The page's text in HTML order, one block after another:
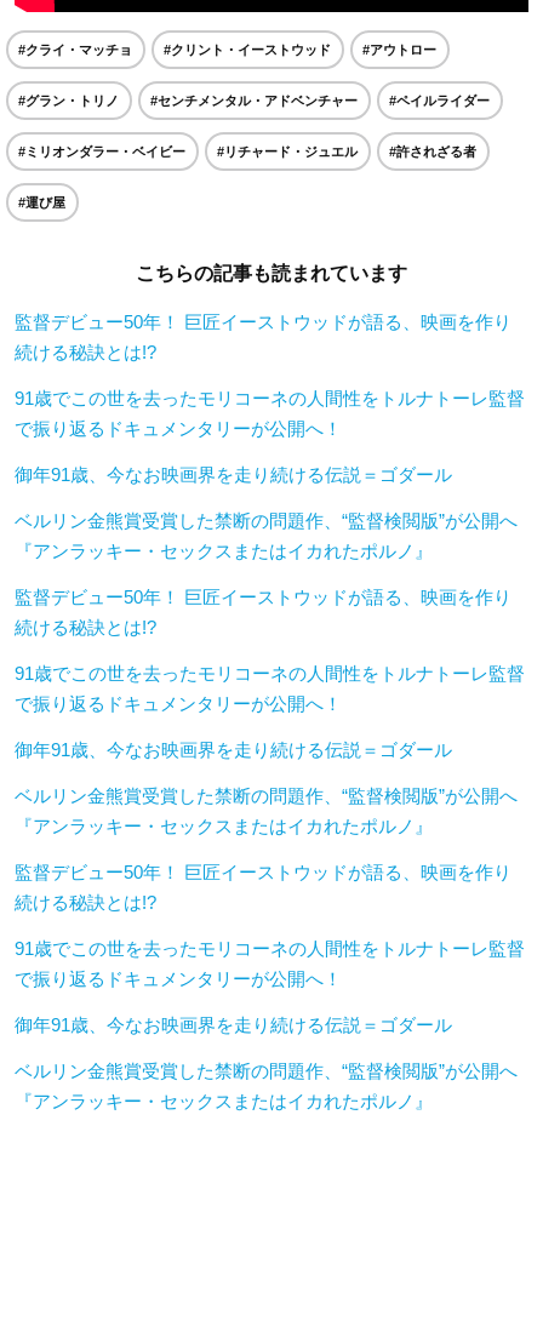
#クライ・マッチョ #クリント・イーストウッド #アウトロー
#グラン・トリノ #センチメンタル・アドベンチャー #ペイルライダー
#ミリオンダラー・ベイビー #リチャード・ジュエル #許されざる者
#運び屋
こちらの記事も読まれています
監督デビュー50年！ 巨匠イーストウッドが語る、映画を作り
続ける秘訣とは!?
91歳でこの世を去ったモリコーネの人間性をトルナトーレ監督
で振り返るドキュメンタリーが公開へ！
御年91歳、今なお映画界を走り続ける伝説＝ゴダール
ベルリン金熊賞受賞した禁断の問題作、“監督検閲版”が公開へ
『アンラッキー・セックスまたはイカれたポルノ』
監督デビュー50年！ 巨匠イーストウッドが語る、映画を作り
続ける秘訣とは!?
91歳でこの世を去ったモリコーネの人間性をトルナトーレ監督
で振り返るドキュメンタリーが公開へ！
御年91歳、今なお映画界を走り続ける伝説＝ゴダール
ベルリン金熊賞受賞した禁断の問題作、“監督検閲版”が公開へ
『アンラッキー・セックスまたはイカれたポルノ』
監督デビュー50年！ 巨匠イーストウッドが語る、映画を作り
続ける秘訣とは!?
91歳でこの世を去ったモリコーネの人間性をトルナトーレ監督
で振り返るドキュメンタリーが公開へ！
御年91歳、今なお映画界を走り続ける伝説＝ゴダール
ベルリン金熊賞受賞した禁断の問題作、“監督検閲版”が公開へ
『アンラッキー・セックスまたはイカれたポルノ』